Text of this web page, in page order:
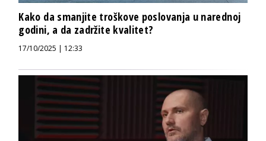
Kako da smanjite troškove poslovanja u narednoj
godini, a da zadržite kvalitet?
17/10/2025 | 12:33